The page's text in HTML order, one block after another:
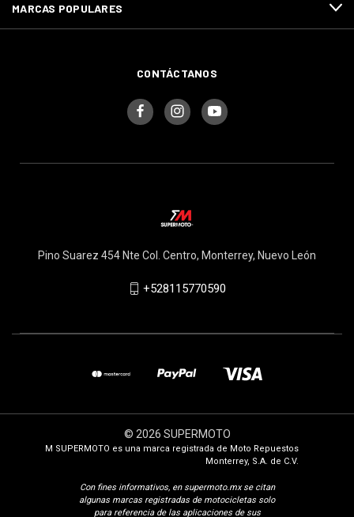
MARCAS POPULARES
CONTÁCTANOS
Pino Suarez 454 Nte Col. Centro, Monterrey, Nuevo León
+528115770590
© 2026 SUPERMOTO
M SUPERMOTO es una marca registrada de Moto Repuestos
Monterrey, S.A. de C.V.
Con fines informativos, en supermoto.mx se citan
algunas marcas registradas de motocicletas solo
para referencia de las aplicaciones de sus